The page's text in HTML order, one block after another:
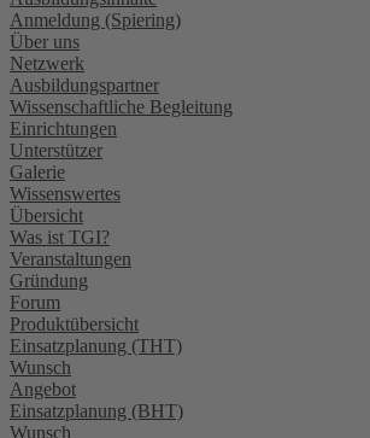
Anmeldung (Spiering)
Über uns
Netzwerk
Ausbildungspartner
Wissenschaftliche Begleitung
Einrichtungen
Unterstützer
Galerie
Wissenswertes
Übersicht
Was ist TGI?
Veranstaltungen
Gründung
Forum
Produktübersicht
Einsatzplanung (THT)
Wunsch
Angebot
Einsatzplanung (BHT)
Wunsch